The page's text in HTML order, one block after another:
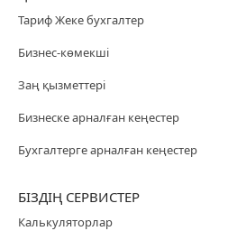
Тариф Жеке бухгалтер
Бизнес-көмекші
Заң қызметтері
Бизнеске арналған кеңестер
Бухгалтерге арналған кеңестер
БІЗДІҢ СЕРВИСТЕР
Калькуляторлар